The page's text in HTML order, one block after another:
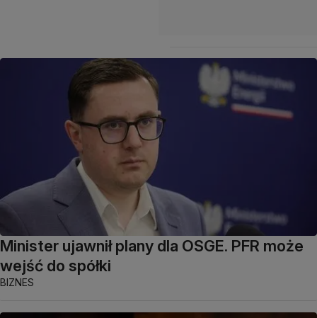
Minister ujawnił plany dla OSGE. PFR może
wejść do spółki
BIZNES